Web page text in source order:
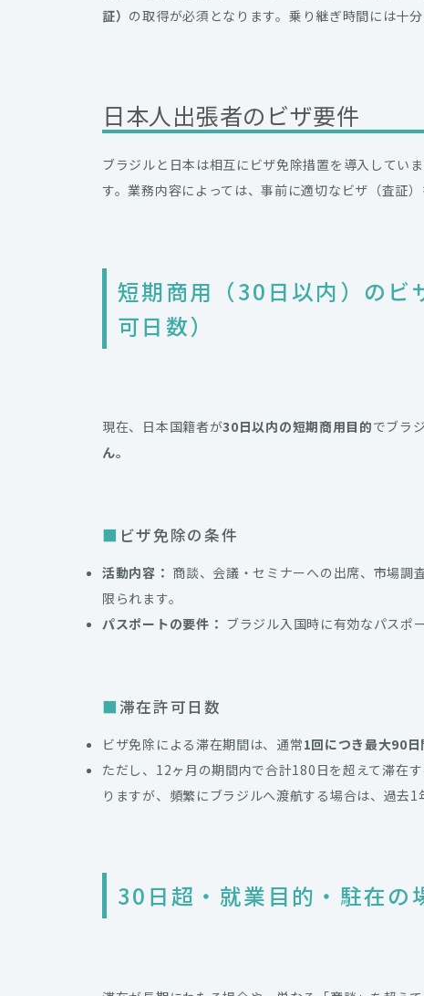
証） の取得が必須となります。乗り継ぎ時間には十
日本人出張者のビザ要件
ブラジルと日本は相互にビザ免除措置を導入してい
す。業務内容によっては、事前に適切なビザ（査証
短期商用（30日以内）のビ
可日数）
現在、日本国籍者が30日以内の短期商用目的でブラ
ん。
ビザ免除の条件
活動内容： 商談、会議・セミナーへの出席、市場調
限られます。
パスポートの要件： ブラジル入国時に有効なパスポ
滞在許可日数
ビザ免除による滞在期間は、通常1回につき最大90日
ただし、12ヶ月の期間内で合計180日を超えて滞在
りますが、頻繁にブラジルへ渡航する場合は、過去1
30日超・就業目的・駐在の